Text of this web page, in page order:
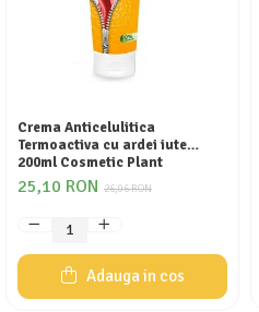
Crema Anticelulitica
Termoactiva cu ardei iute
200ml Cosmetic Plant
26,06 RON
25,10 RON
Adauga in cos